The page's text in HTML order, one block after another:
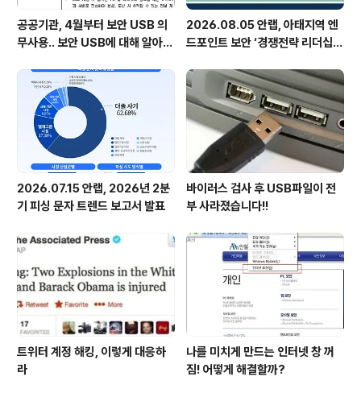
공공기관, 4월부터 보안 USB 의
무사용.. 보안 USB에 대해 알아봅
2026.08.05 안랩, 아태지역 엔
드포인트 보안 ‘경쟁전략 리더십’
2026.07.15 안랩, 2026년 2분
기 피싱 문자 트렌드 보고서 발표
바이러스 검사 후 USB파일이 전
부 사라졌습니다!!
트위터 계정 해킹, 이렇게 대응하
라
나를 미치게 만드는 인터넷 창 꺼
짐! 어떻게 해결할까?